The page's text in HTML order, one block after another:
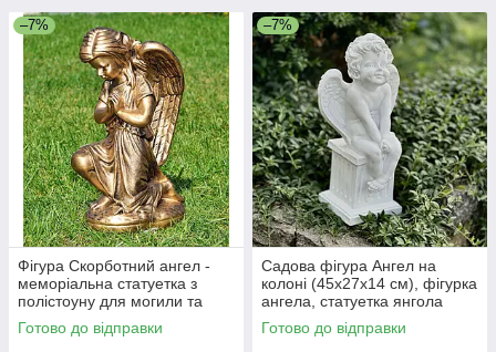
–7%
Фігура Скорботний ангел -
меморіальна статуетка з
полістоуну для могили та
пам'ятника, бронзовий колір,
50×25×30 см
Готово до відправки
–7%
Садова фігура Ангел на
колоні (45х27х14 см), фігурка
ангела, статуетка янгола
Готово до відправки